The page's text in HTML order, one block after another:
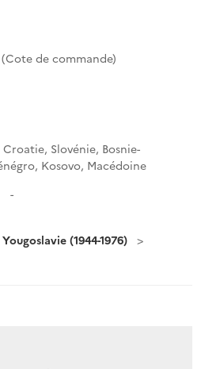
de commande)
Slovénie, Bosnie-
Kosovo, Macédoine
-
(1944-1976)